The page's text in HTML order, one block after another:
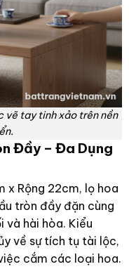
vẽ tay tinh xảo trên nền
Đầy – Đa Dụng
x Rộng 22cm, lọ hoa
tròn đầy đặn cùng
và hài hòa. Kiểu
về sự tích tụ tài lộc,
cắm các loại hoa.